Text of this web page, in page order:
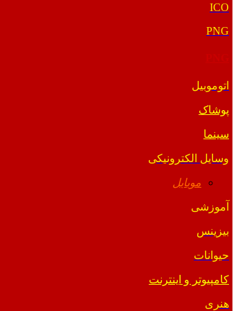
ICO
PNG
اتوموبیل
پوشاک
سینما
وسایل الکترونیکی
موبایل
آموزشی
بیزینس
حیوانات
کامپیوتر و اینترنت
هنری